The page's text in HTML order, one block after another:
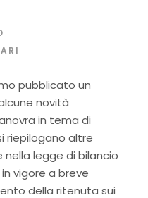
pubblicato un
novità
in tema di
riepilogano altre
leg­ge di bilancio
vigore a breve
della ritenuta sui